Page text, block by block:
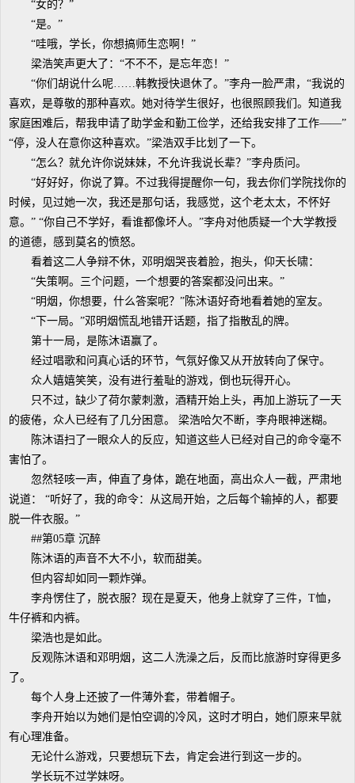
“女的？”
“是。”
“哇哦，学长，你想搞师生恋啊！”
梁浩笑声更大了：“不不不，是忘年恋！”
“你们胡说什么呢……韩教授快退休了。”李舟一脸严肃，“我说的
喜欢，是尊敬的那种喜欢。她对待学生很好，也很照顾我们。知道我
家庭困难后，帮我申请了助学金和勤工俭学，还给我安排了工作——”
“停，没人在意你这种喜欢。”梁浩双手比划了一下。
“怎么？就允许你说妹妹，不允许我说长辈？”李舟质问。
“好好好，你说了算。不过我得提醒你一句，我去你们学院找你的
时候，见过她一次，我还是那句话，我感觉，这个老太太，不怀好
意。” “你自己不学好，看谁都像坏人。”李舟对他质疑一个大学教授
的道德，感到莫名的愤怒。
看着这二人争辩不休，邓明烟哭丧着脸，抱头，仰天长啸：
“失策啊。三个问题，一个想要的答案都没问出来。”
“明烟，你想要，什么答案呢？”陈沐语好奇地看着她的室友。
“下一局。”邓明烟慌乱地错开话题，指了指散乱的牌。
第十一局，是陈沐语赢了。
经过唱歌和问真心话的环节，气氛好像又从开放转向了保守。
众人嬉嬉笑笑，没有进行羞耻的游戏，倒也玩得开心。
只不过，缺少了荷尔蒙刺激，酒精开始上头，再加上游玩了一天
的疲倦，众人已经有了几分困意。 梁浩哈欠不断，李舟眼神迷糊。
陈沐语扫了一眼众人的反应，知道这些人已经对自己的命令毫不
害怕了。
忽然轻咳一声，伸直了身体，跪在地面，高出众人一截，严肃地
说道： “听好了，我的命令：从这局开始，之后每个输掉的人，都要
脱一件衣服。”
##第05章 沉醉
陈沐语的声音不大不小，软而甜美。
但内容却如同一颗炸弹。
李舟愣住了，脱衣服？现在是夏天，他身上就穿了三件，T恤，
牛仔裤和内裤。
梁浩也是如此。
反观陈沐语和邓明烟，这二人洗澡之后，反而比旅游时穿得更多
了。
每个人身上还披了一件薄外套，带着帽子。
李舟开始以为她们是怕空调的冷风，这时才明白，她们原来早就
有心理准备。
无论什么游戏，只要想玩下去，肯定会进行到这一步的。
学长玩不过学妹呀。